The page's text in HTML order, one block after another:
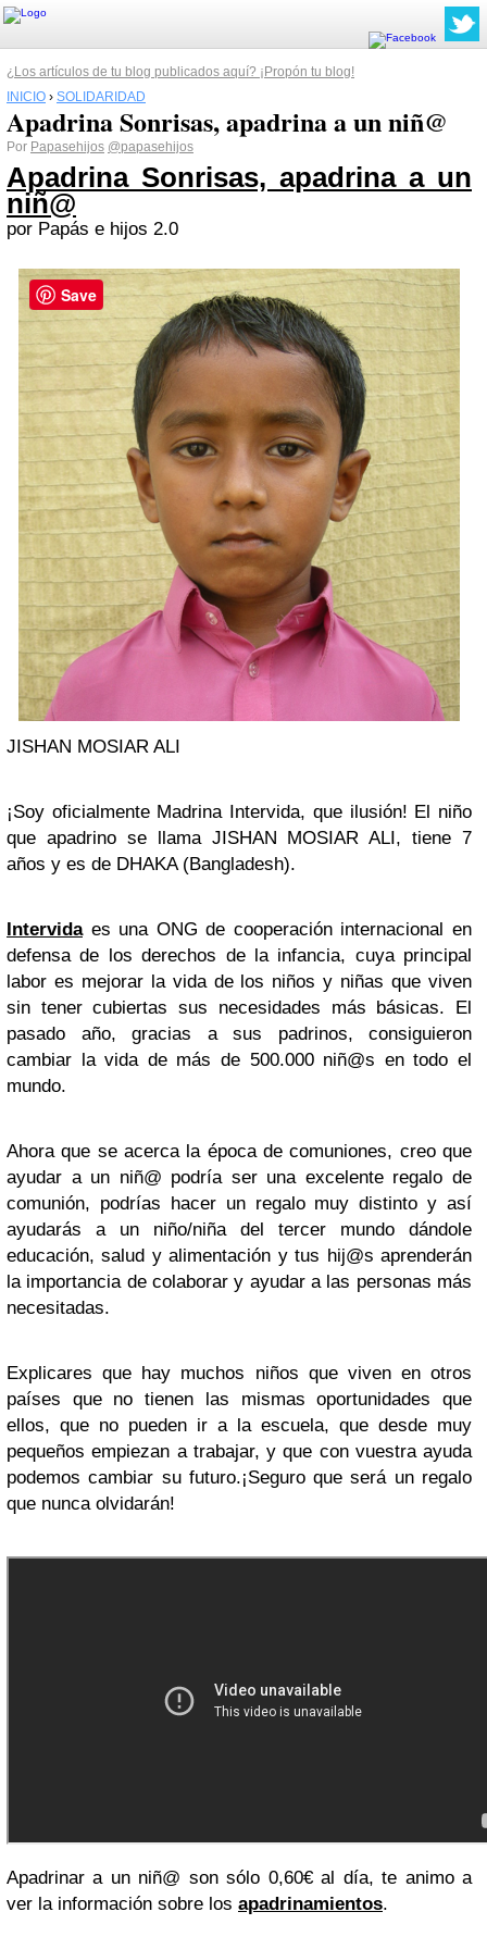
¿Los artículos de tu blog publicados aquí? ¡Propón tu blog!
INICIO › SOLIDARIDAD
Apadrina Sonrisas, apadrina a un niñ@
Por Papasehijos @papasehijos
Apadrina Sonrisas, apadrina a un
niñ@
por Papás e hijos 2.0
JISHAN MOSIAR ALI
¡Soy oficialmente Madrina Intervida, que ilusión! El niño
que apadrino se llama JISHAN MOSIAR ALI, tiene 7
años y es de DHAKA (Bangladesh).
Intervidaes una ONG de cooperación internacional en
defensa de los derechos de la infancia, cuya principal
labor es mejorar la vida de los niños y niñas que viven
sin tener cubiertas sus necesidades más básicas. El
pasado año, gracias a sus padrinos, consiguieron
cambiar la vida de más de 500.000 niñ@s en todo el
mundo.
Ahora que se acerca la época de comuniones, creo que
ayudar a un niñ@ podría ser una excelente regalo de
comunión, podrías hacer un regalo muy distinto y así
ayudarás a un niño/niña del tercer mundo dándole
educación, salud y alimentación y tus hij@s aprenderán
la importancia de colaborar y ayudar a las personas más
necesitadas.
Explicares que hay muchos niños que viven en otros
países que no tienen las mismas oportunidades que
ellos, que no pueden ir a la escuela, que desde muy
pequeños empiezan a trabajar, y que con vuestra ayuda
podemos cambiar su futuro.¡Seguro que será un regalo
que nunca olvidarán!
Apadrinar a un niñ@ son sólo 0,60€ al día, te animo a
ver la información sobre los apadrinamientos.
Save